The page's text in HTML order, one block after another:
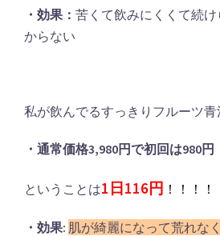
・効果： 苦くて飲みにくくて続
からない
私が飲んでるすっきりフルーツ青
・通常価格3,980円で初回は980円
ということは1日116円 ！！！！
・効果: 肌が綺麗になって荒れな